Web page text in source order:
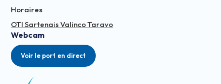
Horaires
OTI Sartenais Valinco Taravo
Webcam
Voir le port en direct